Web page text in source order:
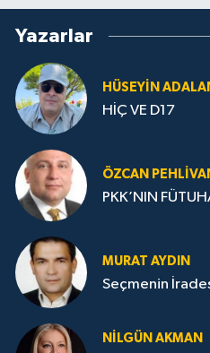
Yazarlar
HÜSEYIN
HİÇ VE D17
ÖZCAN
PKK’NIN
MURAT AYDIN
Seçmenin
NILGÜN AKMAN